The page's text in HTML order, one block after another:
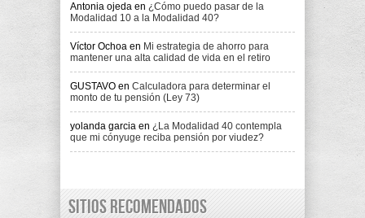
Antonia ojeda en ¿Cómo puedo pasar de la
Modalidad 10 a la Modalidad 40?
Víctor Ochoa en Mi estrategia de ahorro para
mantener una alta calidad de vida en el retiro
GUSTAVO en Calculadora para determinar el
monto de tu pensión (Ley 73)
yolanda garcia en ¿La Modalidad 40 contempla
que mi cónyuge reciba pensión por viudez?
Sitios recomendados